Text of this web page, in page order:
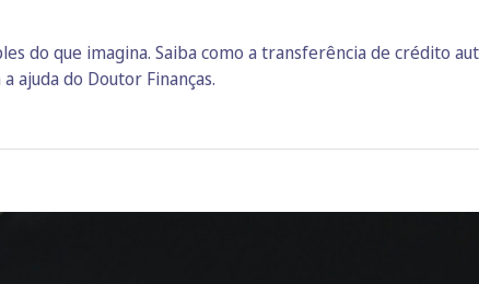
do que imagina. Saiba como a transferência de crédito
ajuda do Doutor Finanças.